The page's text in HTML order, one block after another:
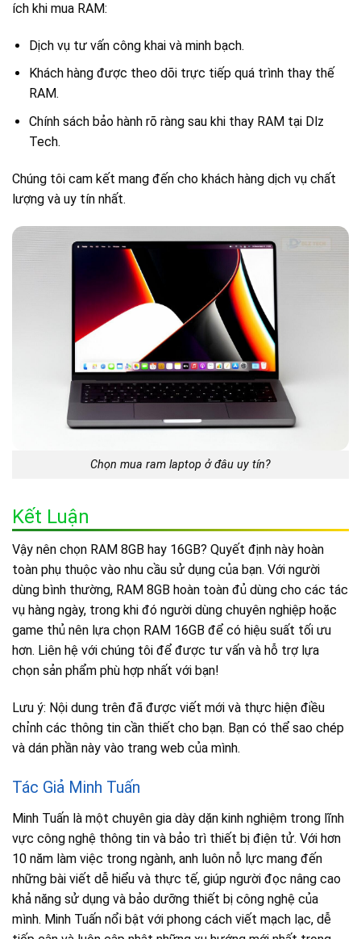
ích khi mua RAM:
Dịch vụ tư vấn công khai và minh bạch.
Khách hàng được theo dõi trực tiếp quá trình thay thế
RAM.
Chính sách bảo hành rõ ràng sau khi thay RAM tại Dlz
Tech.
Chúng tôi cam kết mang đến cho khách hàng dịch vụ chất
lượng và uy tín nhất.
Chọn mua ram laptop ở đâu uy tín?
Kết Luận
Vậy nên chọn RAM 8GB hay 16GB? Quyết định này hoàn
toàn phụ thuộc vào nhu cầu sử dụng của bạn. Với người
dùng bình thường, RAM 8GB hoàn toàn đủ dùng cho các tác
vụ hàng ngày, trong khi đó người dùng chuyên nghiệp hoặc
game thủ nên lựa chọn RAM 16GB để có hiệu suất tối ưu
hơn. Liên hệ với chúng tôi để được tư vấn và hỗ trợ lựa
chọn sản phẩm phù hợp nhất với bạn!
Lưu ý: Nội dung trên đã được viết mới và thực hiện điều
chỉnh các thông tin cần thiết cho bạn. Bạn có thể sao chép
và dán phần này vào trang web của mình.
Tác Giả Minh Tuấn
Minh Tuấn là một chuyên gia dày dặn kinh nghiệm trong lĩnh
vực công nghệ thông tin và bảo trì thiết bị điện tử. Với hơn
10 năm làm việc trong ngành, anh luôn nỗ lực mang đến
những bài viết dễ hiểu và thực tế, giúp người đọc nâng cao
khả năng sử dụng và bảo dưỡng thiết bị công nghệ của
mình. Minh Tuấn nổi bật với phong cách viết mạch lạc, dễ